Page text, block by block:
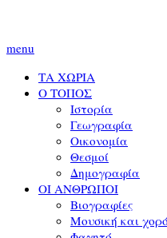
menu
ΤΑ ΧΩΡΙΑ
Ο ΤΟΠΟΣ
Ιστορία
Γεωγραφία
Οικονομία
Θεσμοί
Δημογραφία
ΟΙ ΑΝΘΡΩΠΟΙ
Βιογραφίες
Μουσική και